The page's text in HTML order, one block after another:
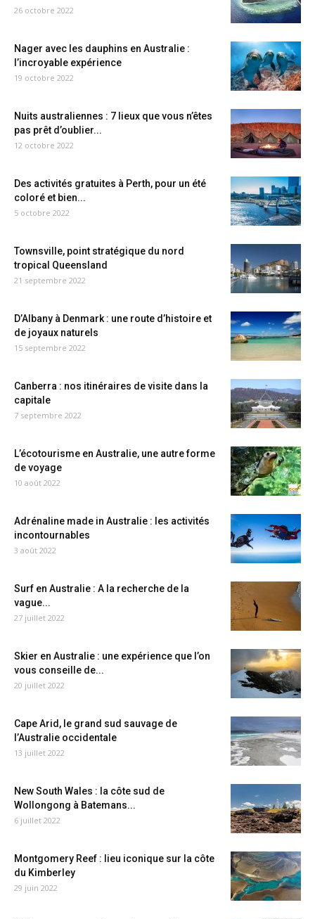
26 octobre 2022
Nager avec les dauphins en Australie :
l’incroyable expérience
19 octobre 2022
Nuits australiennes : 7 lieux que vous n’êtes
pas prêt d’oublier...
12 octobre 2022
Des activités gratuites à Perth, pour un été
coloré et bien...
5 octobre 2022
Townsville, point stratégique du nord
tropical Queensland
21 septembre 2022
D’Albany à Denmark : une route d’histoire et
de joyaux naturels
15 septembre 2022
Canberra : nos itinéraires de visite dans la
capitale
7 septembre 2022
L’écotourisme en Australie, une autre forme
de voyage
10 août 2022
Adrénaline made in Australie : les activités
incontournables
3 août 2022
Surf en Australie : A la recherche de la
vague...
27 juillet 2022
Skier en Australie : une expérience que l’on
vous conseille de...
20 juillet 2022
Cape Arid, le grand sud sauvage de
l’Australie occidentale
13 juillet 2022
New South Wales : la côte sud de
Wollongong à Batemans...
6 juillet 2022
Montgomery Reef : lieu iconique sur la côte
du Kimberley
29 juin 2022